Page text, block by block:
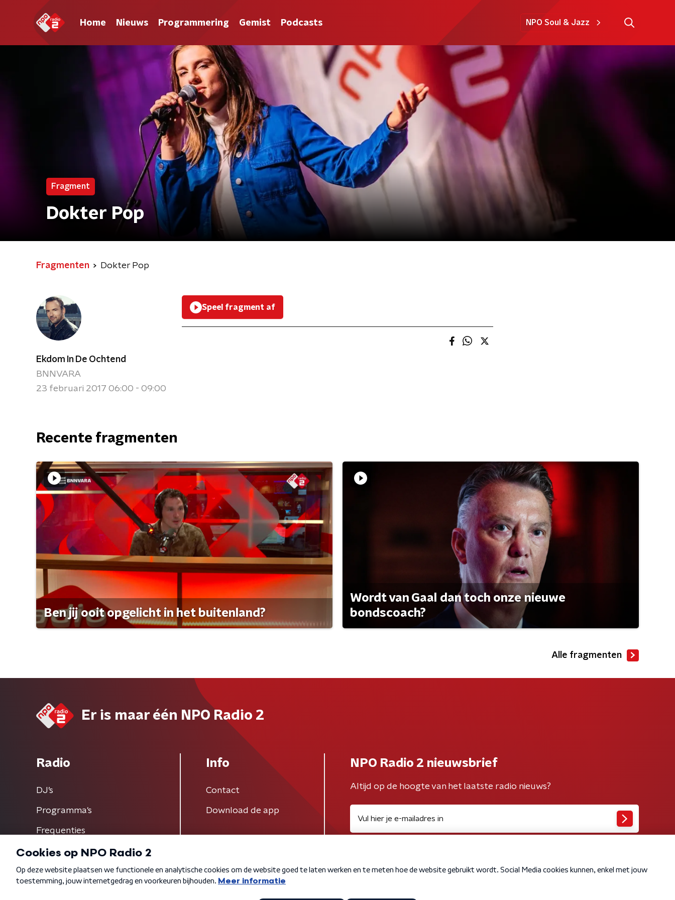
Home Nieuws Programmering Gemist Podcasts NPO Soul & Jazz
Fragment
Dokter Pop
Fragmenten Dokter Pop
Ekdom In De Ochtend
BNNVARA
23 februari 2017 06:00 - 09:00
Speel fragment af
Recente fragmenten
Ben jij ooit opgelicht in het buitenland?
Wordt van Gaal dan toch onze nieuwe
bondscoach?
Alle fragmenten
Er is maar één NPO Radio 2
Radio
DJ’s
Programma's
Frequenties
Info
Contact
Download de app
NPO Radio 2 nieuwsbrief
Altijd op de hoogte van het laatste radio nieuws?
Algemene voorwaarden Privacybeleid